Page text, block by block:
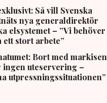
Så vill Svenska
nya generaldirektör
elsystemet – ”Vi behöver
ett stort arbete”
Bort med markisen
ingen uteservering –
utpressningssituationen”